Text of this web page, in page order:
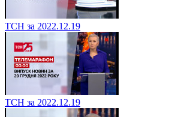
ТСН за 2022.12.19
ТСН за 2022.12.19